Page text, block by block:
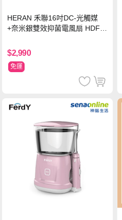
HERAN 禾聯16吋DC-光觸媒
+奈米銀雙效抑菌電風扇 HDF-1
$2,990
免運